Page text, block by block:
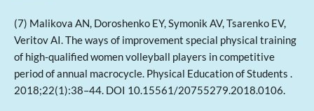
(7) Malikova AN, Doroshenko EY, Symonik AV, Tsarenko EV,
Veritov AI. The ways of improvement special physical training
of high-qualified women volleyball players in competitive
period of annual macrocycle. Physical Education of Students .
2018;22(1):38–44. DOI 10.15561/20755279.2018.0106.